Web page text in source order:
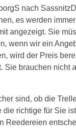
nach
es werden
angezeigt. Sie
wenn wir ein
wird der Preis
Sie brauchen nicht
sind, ob die
die richtige für Sie
Reedereien